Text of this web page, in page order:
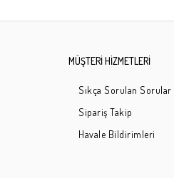
MÜŞTERİ HİZMETLERİ
Sıkça Sorulan Sorular
Sipariş Takip
Havale Bildirimleri